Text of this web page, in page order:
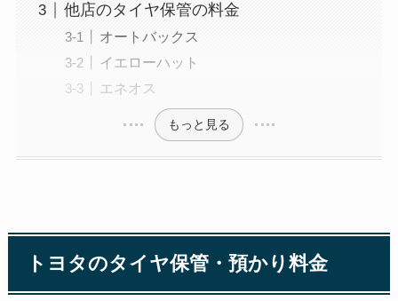
他店のタイヤ保管の料金
オートバックス
イエローハット
エネオス
もっと見る
トヨタのタイヤ保管・預かり料金